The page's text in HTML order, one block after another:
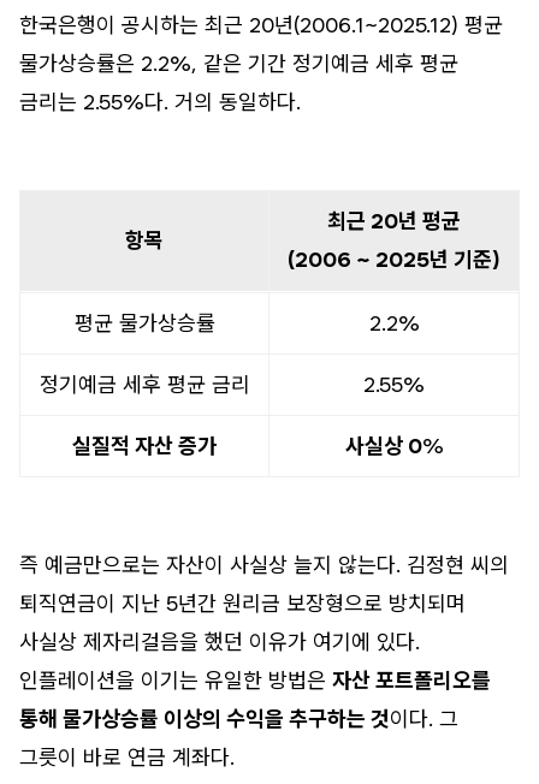
한국은행이 공시하는 최근 20년(2006.1~2025.12) 평균
물가상승률은 2.2%, 같은 기간 정기예금 세후 평균
금리는 2.55%다. 거의 동일하다.
항목
최근 20년 평균
(2006 ~ 2025년 기준)
평균 물가상승률 2.2%
정기예금 세후 평균 금리 2.55%
실질적 자산 증가 사실상 0%
즉 예금만으로는 자산이 사실상 늘지 않는다. 김정현 씨의
퇴직연금이 지난 5년간 원리금 보장형으로 방치되며
사실상 제자리걸음을 했던 이유가 여기에 있다.
인플레이션을 이기는 유일한 방법은 자산 포트폴리오를
통해 물가상승률 이상의 수익을 추구하는 것이다. 그
그릇이 바로 연금 계좌다.